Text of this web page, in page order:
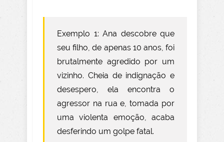
Exemplo 1: Ana descobre que
seu filho, de apenas 10 anos, foi
brutalmente agredido por um
vizinho. Cheia de indignação e
desespero, ela encontra o
agressor na rua e, tomada por
uma violenta emoção, acaba
desferindo um golpe fatal.